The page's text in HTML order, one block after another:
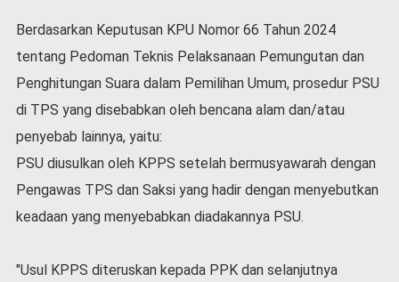
9
N
s
i
o
a
l
Berdasarkan Keputusan KPU Nomor 66 Tahun 2024
tentang Pedoman Teknis Pelaksanaan Pemungutan dan
Penghitungan Suara dalam Pemilihan Umum, prosedur PSU
di TPS yang disebabkan oleh bencana alam dan/atau
penyebab lainnya, yaitu:
PSU diusulkan oleh KPPS setelah bermusyawarah dengan
Pengawas TPS dan Saksi yang hadir dengan menyebutkan
keadaan yang menyebabkan diadakannya PSU.
"Usul KPPS diteruskan kepada PPK dan selanjutnya